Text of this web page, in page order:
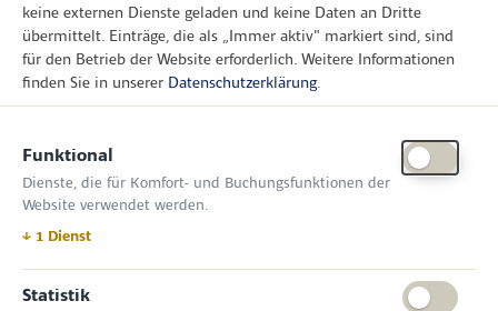
Zimper Media GmbH
Reinhardtstr. 31, 10117 Berlin
Tel.: +49 (0) 30 814 50 12 600
office@kommunal.de
ÖFFNUNGSZEITEN MESSE
keine externen Dienste geladen und keine Daten an Dritte
übermittelt. Einträge, die als „Immer aktiv" markiert sind, sind
für den Betrieb der Website erforderlich. Weitere Informationen
finden Sie in unserer Datenschutzerklärung.
Funktional
Dienste, die für Komfort- und Buchungsfunktionen der
Website verwendet werden.
↓ 1 Dienst
Statistik